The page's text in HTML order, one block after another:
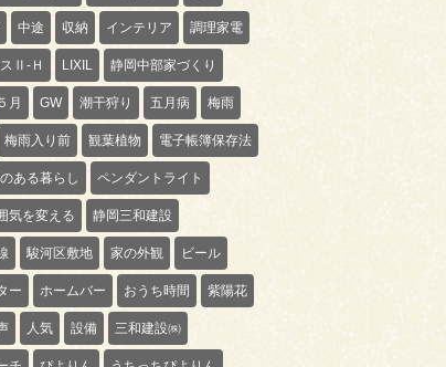
中途 収納 インテリア 調理家電
Ⅱ-Ｈ LIXIL 静岡中部家づくり
５月 GW 潮干狩り 五月病 梅雨
梅雨入り前 観葉植物 電子帳簿保存法
ある暮らし ペンダントライト
気を変える 静岡三和建設
駿河区敷地 家の外観 ビール
ー ホームバー おうち時間 紫陽花
人気 設備 三和建設㈱